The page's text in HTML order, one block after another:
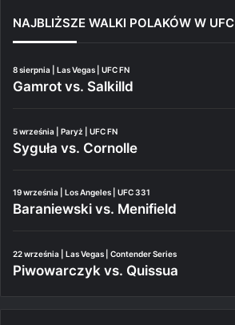
NAJBLIŻSZE WALKI POLAKÓW W UFC
8 sierpnia | Las Vegas | UFC FN
Gamrot vs. Salkilld
5 września | Paryż | UFC FN
Syguła vs. Cornolle
19 września | Los Angeles | UFC 331
Baraniewski vs. Menifield
22 września | Las Vegas | Contender Series
Piwowarczyk vs. Quissua